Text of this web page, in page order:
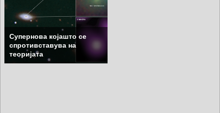
Супернова којашто се
спротивставува на
теоријата